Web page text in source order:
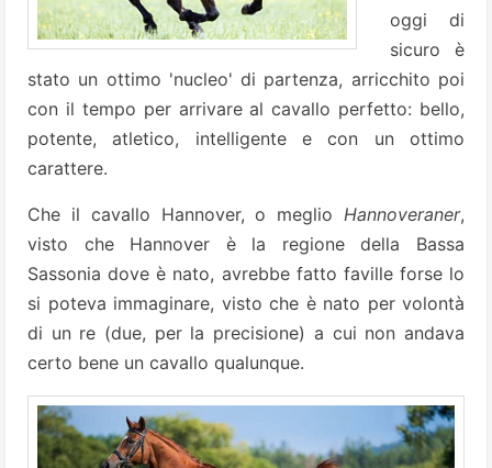
oggi di
sicuro è
stato un ottimo 'nucleo' di partenza, arricchito poi
con il tempo per arrivare al cavallo perfetto: bello,
potente, atletico, intelligente e con un ottimo
carattere.
Che il cavallo Hannover, o meglio Hannoveraner,
visto che Hannover è la regione della Bassa
Sassonia dove è nato, avrebbe fatto faville forse lo
si poteva immaginare, visto che è nato per volontà
di un re (due, per la precisione) a cui non andava
certo bene un cavallo qualunque.